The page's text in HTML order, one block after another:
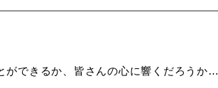
ができるか、皆さんの心に響くだろうか…